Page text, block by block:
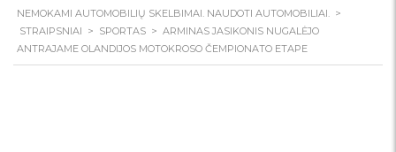
NEMOKAMI AUTOMOBILIŲ SKELBIMAI. NAUDOTI AUTOMOBILIAI. >
STRAIPSNIAI > SPORTAS > ARMINAS JASIKONIS NUGALĖJO
ANTRAJAME OLANDIJOS MOTOKROSO ČEMPIONATO ETAPE